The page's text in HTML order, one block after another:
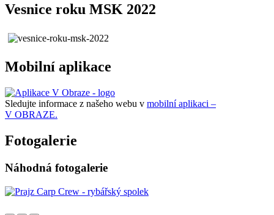
Vesnice roku MSK 2022
Mobilní aplikace
Sledujte informace z našeho webu v mobilní aplikaci –
V OBRAZE.
Fotogalerie
Náhodná fotogalerie